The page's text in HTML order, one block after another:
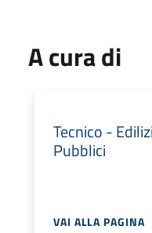
A cura di
Tecnico -
Pubblici
VAI ALLA PAGINA